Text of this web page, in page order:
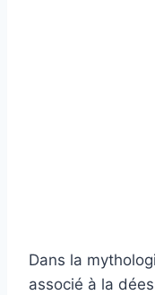
Dans la
associé à la